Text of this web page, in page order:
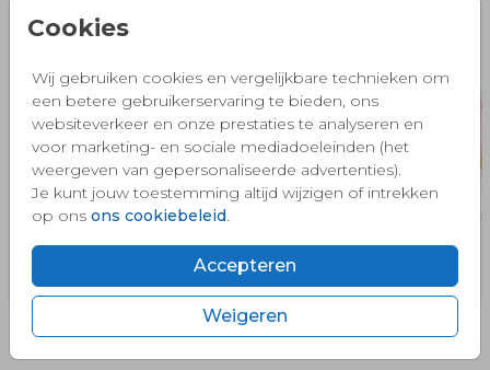
Cookies
Wij gebruiken cookies en vergelijkbare technieken om
een betere gebruikerservaring te bieden, ons
websiteverkeer en onze prestaties te analyseren en
voor marketing- en sociale mediadoeleinden (het
weergeven van gepersonaliseerde advertenties).
Je kunt jouw toestemming altijd wijzigen of intrekken
op ons ons cookiebeleid.
Accepteren
Weigeren